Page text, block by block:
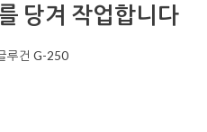
당겨 작업합니다